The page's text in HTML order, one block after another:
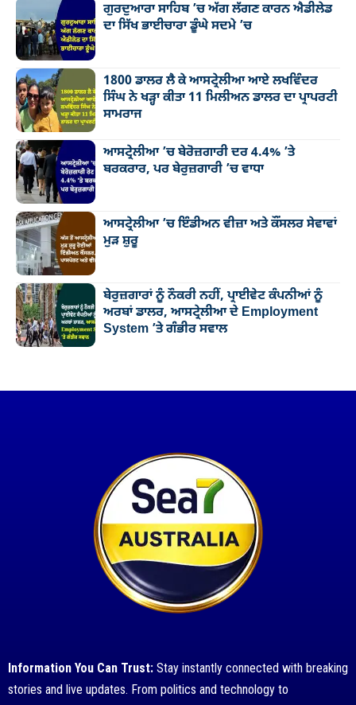
ਗੁਰਦੁਆਰਾ ਸਾਹਿਬ ’ਚ ਅੱਗ ਲੱਗਣ ਕਾਰਨ ਐਡੀਲੇਡ
ਦਾ ਸਿੱਖ ਭਾਈਚਾਰਾ ਡੂੰਘੇ ਸਦਮੇ ’ਚ
1800 ਡਾਲਰ ਲੈ ਕੇ ਆਸਟ੍ਰੇਲੀਆ ਆਏ ਲਖਵਿੰਦਰ
ਸਿੰਘ ਨੇ ਖੜ੍ਹਾ ਕੀਤਾ 11 ਮਿਲੀਅਨ ਡਾਲਰ ਦਾ ਪ੍ਰਾਪਰਟੀ
ਸਾਮਰਾਜ
ਆਸਟ੍ਰੇਲੀਆ ’ਚ ਬੇਰੋਜ਼ਗਾਰੀ ਦਰ 4.4% ’ਤੇ
ਬਰਕਰਾਰ, ਪਰ ਬੇਰੁਜ਼ਗਾਰੀ ’ਚ ਵਾਧਾ
ਆਸਟ੍ਰੇਲੀਆ ’ਚ ਇੰਡੀਅਨ ਵੀਜ਼ਾ ਅਤੇ ਕੌਂਸਲਰ ਸੇਵਾਵਾਂ
ਮੁੜ ਸ਼ੁਰੂ
ਬੇਰੁਜ਼ਗਾਰਾਂ ਨੂੰ ਨੌਕਰੀ ਨਹੀਂ, ਪ੍ਰਾਈਵੇਟ ਕੰਪਨੀਆਂ ਨੂੰ
ਅਰਬਾਂ ਡਾਲਰ, ਆਸਟ੍ਰੇਲੀਆ ਦੇ Employment
System ’ਤੇ ਗੰਭੀਰ ਸਵਾਲ
Information You Can Trust: Stay instantly connected with breaking
stories and live updates. From politics and technology to